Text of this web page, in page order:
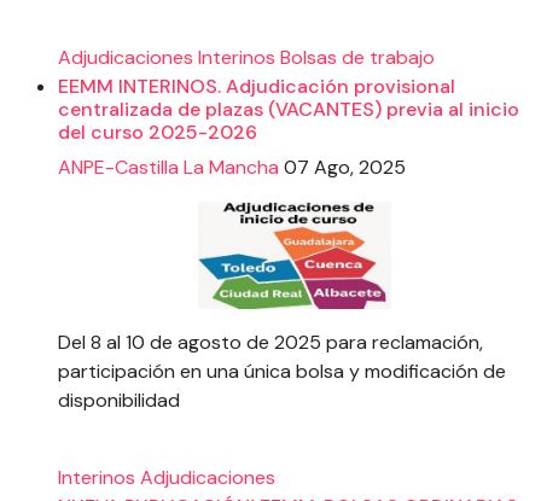
Adjudicaciones Interinos Bolsas de trabajo
EEMM INTERINOS. Adjudicación provisional
centralizada de plazas (VACANTES) previa al inicio
del curso 2025-2026
ANPE-Castilla La Mancha 07 Ago, 2025
Del 8 al 10 de agosto de 2025 para reclamación,
participación en una única bolsa y modificación de
disponibilidad
Interinos Adjudicaciones